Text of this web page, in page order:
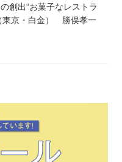
創出“お菓子なレストラ
東京・白金） 勝俣孝一